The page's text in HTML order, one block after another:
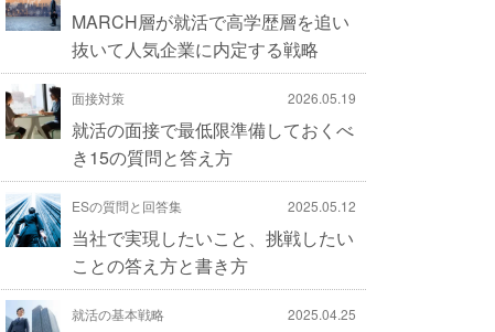
MARCH層が就活で高学歴層を追い
抜いて人気企業に内定する戦略
面接対策 2026.05.19
就活の面接で最低限準備しておくべ
き15の質問と答え方
ESの質問と回答集 2025.05.12
当社で実現したいこと、挑戦したい
ことの答え方と書き方
就活の基本戦略 2025.04.25